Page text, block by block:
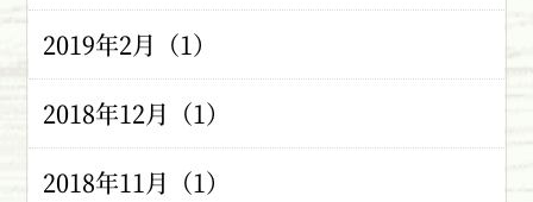
2019年2月（1）
2018年12月（1）
2018年11月（1）